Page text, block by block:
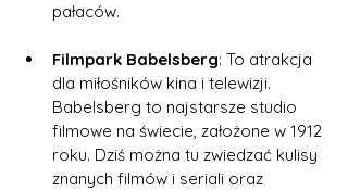
pałaców.
Filmpark Babelsberg: To atrakcja
dla miłośników kina i telewizji.
Babelsberg to najstarsze studio
filmowe na świecie, założone w 1912
roku. Dziś można tu zwiedzać kulisy
znanych filmów i seriali oraz